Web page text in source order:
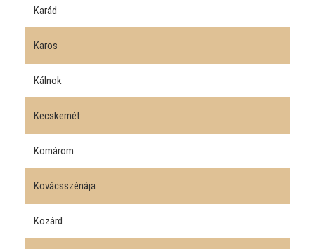
Karád
Karos
Kálnok
Kecskemét
Komárom
Kovácsszénája
Kozárd